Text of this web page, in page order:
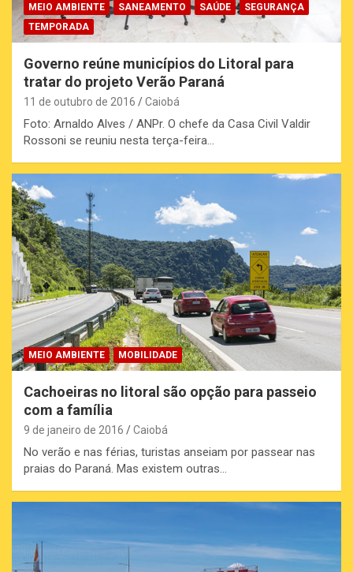
MEIO AMBIENTE
SANEAMENTO SAÚDE
SEGURANÇA
TEMPORADA
Governo reúne municípios do Litoral para
tratar do projeto Verão Paraná
11 de outubro de 2016 Caiobá
Foto: Arnaldo Alves / ANPr. O chefe da Casa Civil Valdir
Rossoni se reuniu nesta terça-feira…
MEIO AMBIENTE MOBILIDADE
Cachoeiras no litoral são opção para passeio
com a família
9 de janeiro de 2016 Caiobá
No verão e nas férias, turistas anseiam por passear nas
praias do Paraná. Mas existem outras…